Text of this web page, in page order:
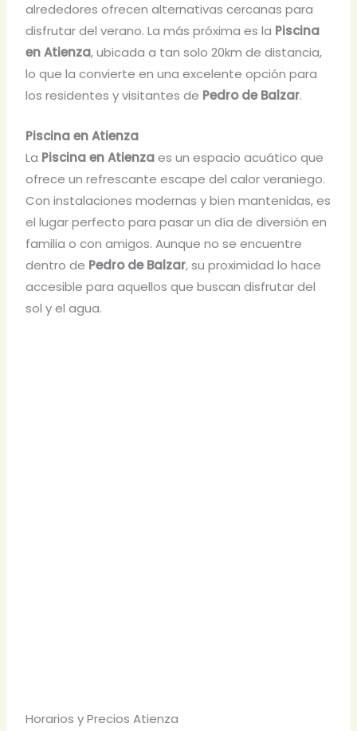
alrededores ofrecen alternativas cercanas para
disfrutar del verano. La más próxima es la Piscina
en Atienza, ubicada a tan solo 20km de distancia,
lo que la convierte en una excelente opción para
los residentes y visitantes de Pedro de Balzar.
Piscina en Atienza
La Piscina en Atienzaes un espacio acuático que
ofrece un refrescante escape del calor veraniego.
Con instalaciones modernas y bien mantenidas, es
el lugar perfecto para pasar un día de diversión en
familia o con amigos. Aunque no se encuentre
dentro de Pedro de Balzar, su proximidad lo hace
accesible para aquellos que buscan disfrutar del
sol y el agua.
Horarios y Precios Atienza